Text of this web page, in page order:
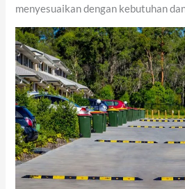
menyesuaikan dengan kebutuhan